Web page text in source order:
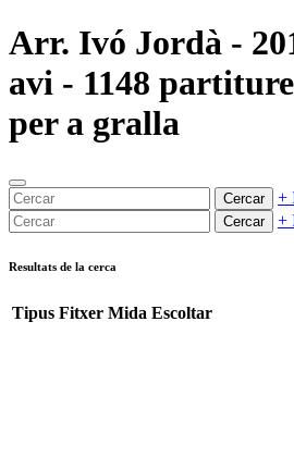
Arr. Ivó Jordà -
avi - 1148
per a gralla
Cercar +
Cercar +
Resultats de la cerca
Tipus Fitxer Mida Escoltar